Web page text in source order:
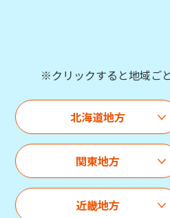
※クリックすると地域ご
北海道地方
関東地方
近畿地方